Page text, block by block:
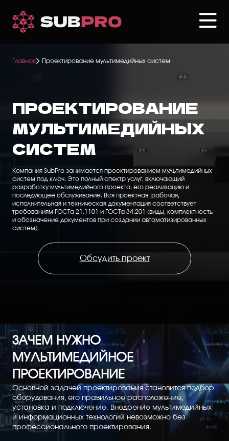
основному
Главная Проектирование мультимедийных систем
ПРОЕКТИРОВАНИЕ
МУЛЬТИМЕДИЙНЫХ
СИСТЕМ
Компания SubPro занимается проектированием мультимедийных
систем под ключ. Это полный спектр услуг, включающий
разработку мультимедийного проекта, его реализацию и
последующее обслуживание. Вся проектная, рабочая,
исполнительная и техническая документация соответствует
требованиям ГОСТа 21.1101 и ГОСТа 34.201 (виды, комплектность
и обозначение документов при создании автоматизированных
систем).
Обсудить проект
ЗАЧЕМ НУЖНО
МУЛЬТИМЕДИЙНОЕ
ПРОЕКТИРОВАНИЕ
Основной задачей проектирования становится подбор
оборудования, его правильное расположение,
установка и подключение. Внедрение мультимедийных
и информационных технологий невозможно без
профессионального проектирования.